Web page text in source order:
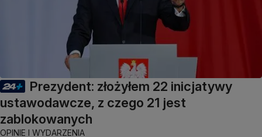
Prezydent: złożyłem 22 inicjatywy
ustawodawcze, z czego 21 jest
zablokowanych
OPINIE I WYDARZENIA